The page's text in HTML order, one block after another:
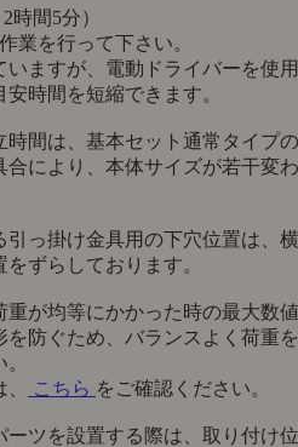
時間5分）
業を行って下さい。
ますが、電動ドライバーを使用
時間を短縮できます。
時間は、基本セット通常タイプの
合により、本体サイズが若干変わ
引っ掛け金具用の下穴位置は、横
ずらしております。
重が均等にかかった時の最大数値
を防ぐため、バランスよく荷重を
こちら をご確認ください。
ーツを設置する際は、取り付け位